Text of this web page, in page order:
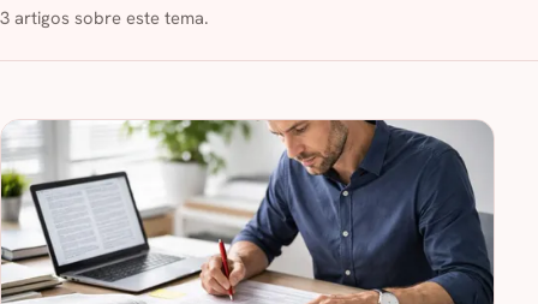
3 artigos sobre este tema.